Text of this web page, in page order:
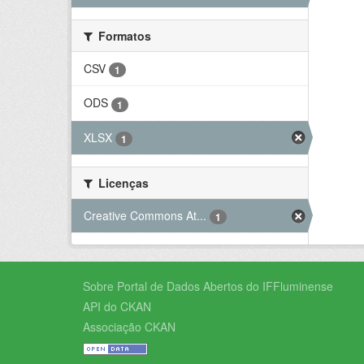
Formatos
CSV
1
ODS 1
XLSX 1
Licenças
Creative Commons At...
1
Sobre Portal de Dados Abertos do IFFluminense
API do CKAN
Associação CKAN